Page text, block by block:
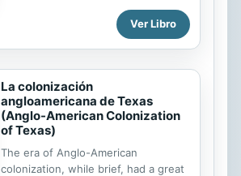
encontró hace muchos años, pero
no se sabe dónde. ¿Podrá Ki-Fer
Ver Libro
La colonización
angloamericana de Texas
(Anglo-American Colonization
of Texas)
The era of Anglo-American
colonization, while brief, had a great